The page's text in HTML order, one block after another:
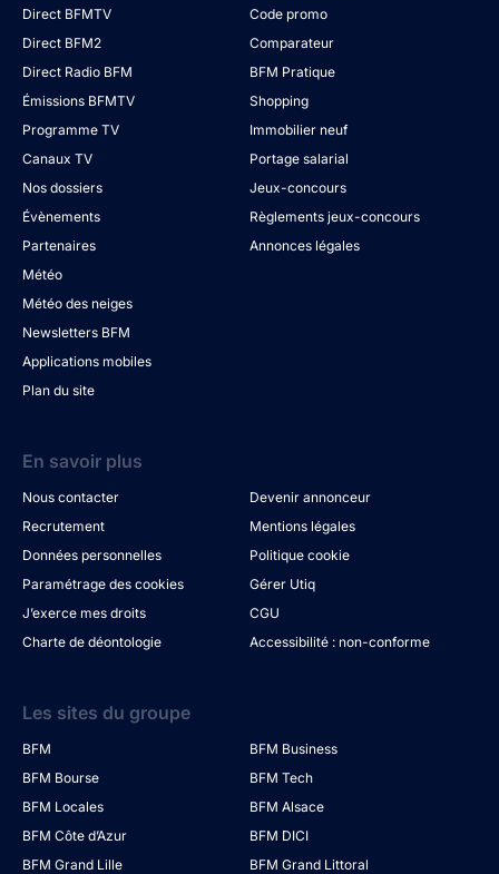
Direct BFMTV
Direct BFM2
Direct Radio BFM
Émissions BFMTV
Programme TV
Canaux TV
Nos dossiers
Évènements
Partenaires
Météo
Météo des neiges
Newsletters BFM
Applications mobiles
Plan du site
Code promo
Comparateur
BFM Pratique
Shopping
Immobilier neuf
Portage salarial
Jeux-concours
Règlements jeux-concours
Annonces légales
En savoir plus
Nous contacter
Devenir annonceur
Recrutement
Mentions légales
Données personnelles
Politique cookie
Paramétrage des cookies
Gérer Utiq
J’exerce mes droits
CGU
Charte de déontologie
Accessibilité : non-conforme
Les sites du groupe
BFM
BFM Business
BFM Bourse
BFM Tech
BFM Locales
BFM Alsace
BFM Côte d’Azur
BFM DICI
BFM Grand Lille
BFM Grand Littoral